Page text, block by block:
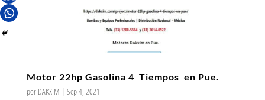
Motor 22hp Gasolina 4 Tiempos en Pue.
por DAKXIM | Sep 4, 2021